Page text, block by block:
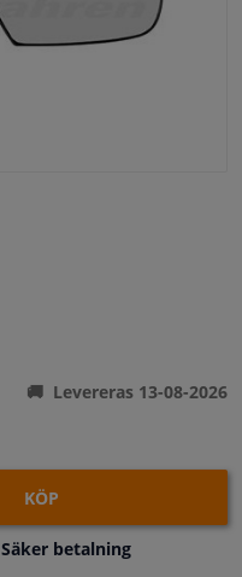
Levereras 13-08-2026
KÖP
Säker betalning